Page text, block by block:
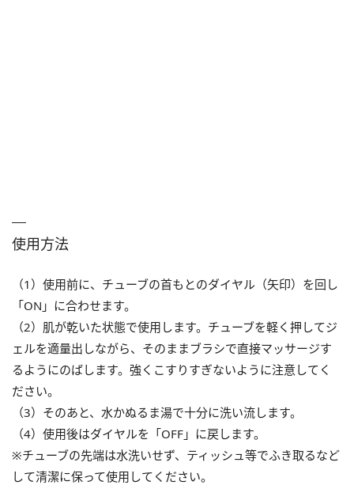
使用方法
（1）使用前に、チューブの首もとのダイヤル（矢印）を回し
「ON」に合わせます。
（2）肌が乾いた状態で使用します。チューブを軽く押してジ
ェルを適量出しながら、そのままブラシで直接マッサージす
るようにのばします。強くこすりすぎないように注意してく
ださい。
（3）そのあと、水かぬるま湯で十分に洗い流します。
（4）使用後はダイヤルを「OFF」に戻します。
※チューブの先端は水洗いせず、ティッシュ等でふき取るなど
して清潔に保って使用してください。